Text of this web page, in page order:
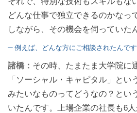
どんな仕事で独立できるのかなっ
しながら、その機会を伺っていた
─ 例えば、どんな方にご相談されたんです
諸橋： その時、たまたま大学院に
「ソーシャル・キャピタル」とい
みたいなものってどうなの？とい
いたんです。上場企業の社長も6